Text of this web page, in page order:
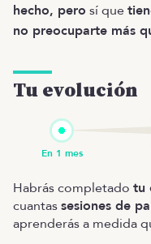
hecho, pero sí que
no preocuparte más
Tu evolución
Habrás completado tu
cuantassesiones de
aprenderás a medida